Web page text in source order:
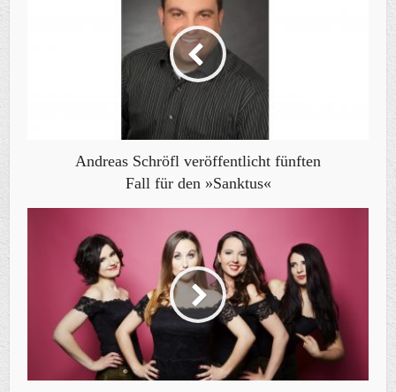
Andreas Schröfl veröffentlicht fünften
Fall für den »Sanktus«